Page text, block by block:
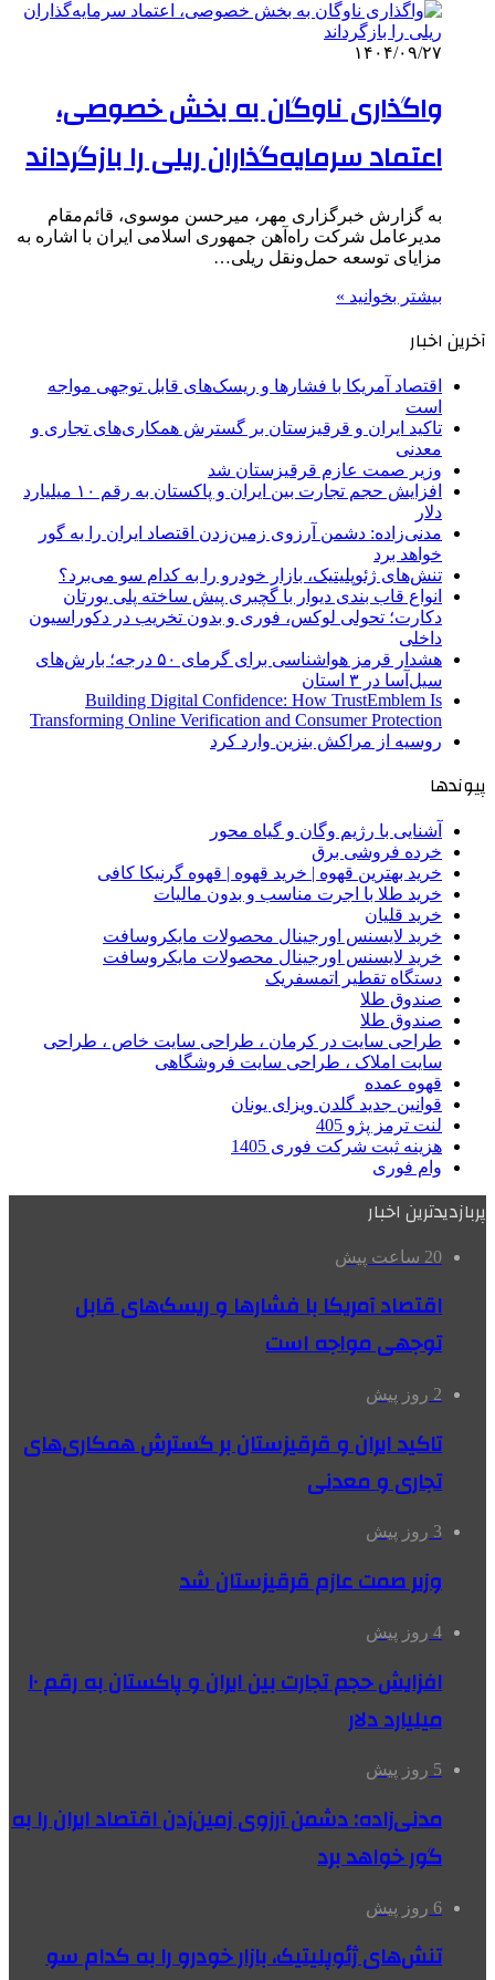
۱۴۰۴/۰۹/۲۷
واگذاری‌ ناوگان به بخش خصوصی،
اعتماد سرمایه‌گذاران ریلی را بازگرداند
به گزارش خبرگزاری مهر، میرحسن موسوی، قائم‌مقام
مدیرعامل شرکت راه‌آهن جمهوری اسلامی ایران با اشاره به
مزایای توسعه حمل‌ونقل ریلی…
بیشتر بخوانید »
آخرین اخبار
اقتصاد آمریکا با فشارها و ریسک‌های قابل توجهی مواجه
است
تاکید ایران و قرقیزستان بر گسترش همکاری‌های تجاری و
معدنی
وزیر صمت عازم قرقیزستان شد
افزایش حجم تجارت بین ایران و پاکستان به رقم ۱۰ میلیارد
دلار
مدنی‌زاده: دشمن آرزوی زمین‌زدن اقتصاد ایران را به گور
خواهد برد
تنش‌های ژئوپلیتیک، بازار خودرو را به کدام سو می‌برد؟
انواع قاب بندی دیوار با گچبری پیش ساخته پلی یورتان
دکارت؛ تحولی لوکس، فوری و بدون تخریب در دکوراسیون
داخلی
هشدار قرمز هواشناسی برای گرمای ۵۰ درجه؛ بارش‌های
سیل‌آسا در ۳ استان
Building Digital Confidence: How TrustEmblem Is
Transforming Online Verification and Consumer Protection
روسیه از مراکش بنزین وارد کرد
پیوندها
آشنایی با رژیم وگان و گیاه محور
خرده فروشی برق
خرید بهترین قهوه | خرید قهوه | قهوه گرنیکا کافی
خرید طلا با اجرت مناسب و بدون مالیات
خرید قلیان
خرید لایسنس اورجینال محصولات مایکروسافت
خرید لایسنس اورجینال محصولات مایکروسافت
دستگاه تقطیر اتمسفریک
صندوق طلا
صندوق طلا
طراحی سایت در کرمان ، طراحی سایت خاص ، طراحی
سایت املاک ، طراحی سایت فروشگاهی
قهوه عمده
قوانین جدید گلدن ویزای یونان
لنت ترمز پژو 405
هزینه ثبت شرکت فوری 1405
وام فوری
پربازدیدترین اخبار
20 ساعت پیش
اقتصاد آمریکا با فشارها و ریسک‌های قابل
توجهی مواجه است
2 روز پیش
تاکید ایران و قرقیزستان بر گسترش همکاری‌های
تجاری و معدنی
3 روز پیش
وزیر صمت عازم قرقیزستان شد
4 روز پیش
افزایش حجم تجارت بین ایران و پاکستان به رقم ۱۰
میلیارد دلار
5 روز پیش
مدنی‌زاده: دشمن آرزوی زمین‌زدن اقتصاد ایران را به
گور خواهد برد
6 روز پیش
تنش‌های ژئوپلیتیک، بازار خودرو را به کدام سو